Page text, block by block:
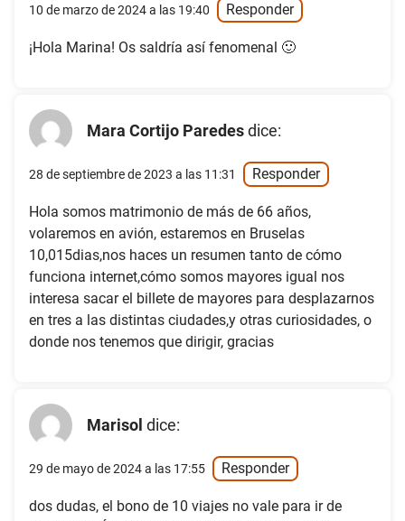
10 de marzo de 2024 a las 19:40 Responder
¡Hola Marina! Os saldría así fenomenal 🙂
Mara Cortijo Paredesdice:
28 de septiembre de 2023 a las 11:31 Responder
Hola somos matrimonio de más de 66 años,
volaremos en avión, estaremos en Bruselas
10,015dias,nos haces un resumen tanto de cómo
funciona internet,cómo somos mayores igual nos
interesa sacar el billete de mayores para desplazarnos
en tres a las distintas ciudades,y otras curiosidades, o
donde nos tenemos que dirigir, gracias
Marisol dice:
29 de mayo de 2024 a las 17:55 Responder
dos dudas, el bono de 10 viajes no vale para ir de